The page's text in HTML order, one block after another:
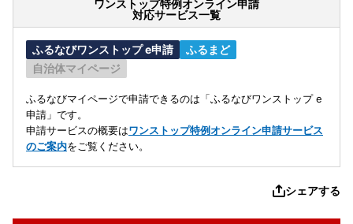
ワンストップ特例オンライン申請
対応サービス一覧
ふるなびワンストップ e申請
ふるまど
自治体マイページ
ふるなびマイページで申請できるのは「ふるなびワンストップ e
申請」です。
申請サービスの概要はワンストップ特例オンライン申請サービス
のご案内をご覧ください。
シェアする